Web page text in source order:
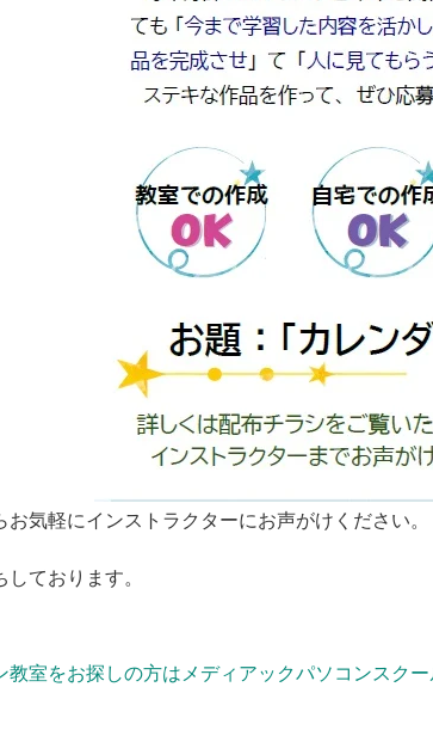
気軽にインストラクターにお声がけください。
ております。
室をお探しの方はメディアックパソコンスクー